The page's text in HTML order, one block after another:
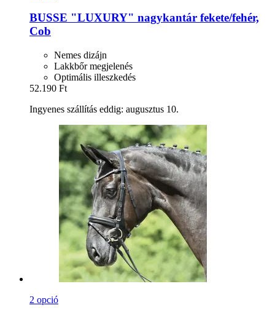
BUSSE "LUXURY" nagykantár fekete/fehér,
Cob
Nemes dizájn
Lakkbőr megjelenés
Optimális illeszkedés
52.190 Ft
Ingyenes szállítás eddig: augusztus 10.
2 opció